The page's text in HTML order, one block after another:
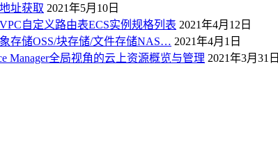
址获取 2021年5月10日
自定义路由表ECS实例规格列表 2021年4月12日
存储OSS/块存储/文件存储NAS… 2021年4月1日
Manager全局视角的云上资源概览与管理 2021年3月31日